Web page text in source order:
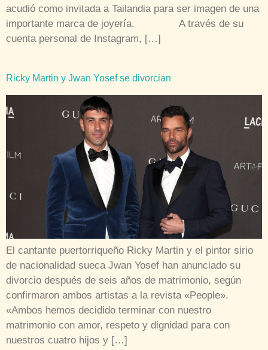
acudió como invitada a Tailandia para ser imagen de una
importante marca de joyería. A través de su
cuenta personal de Instagram, […]
Ricky Martin y Jwan Yosef se divorcian
El cantante puertorriqueño Ricky Martin y el pintor sirio
de nacionalidad sueca Jwan Yosef han anunciado su
divorcio después de seis años de matrimonio, según
confirmaron ambos artistas a la revista «People».
«Ambos hemos decidido terminar con nuestro
matrimonio con amor, respeto y dignidad para con
nuestros cuatro hijos y […]